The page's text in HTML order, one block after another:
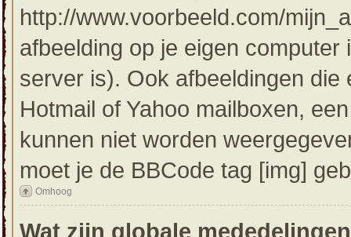
http://www.voorbeeld.com/
afbeelding op je eigen
server is). Ook afbeeldingen
Hotmail of Yahoo mailboxen,
kunnen niet worden
moet je de BBCode tag [img]
Omhoog
Wat zijn globale